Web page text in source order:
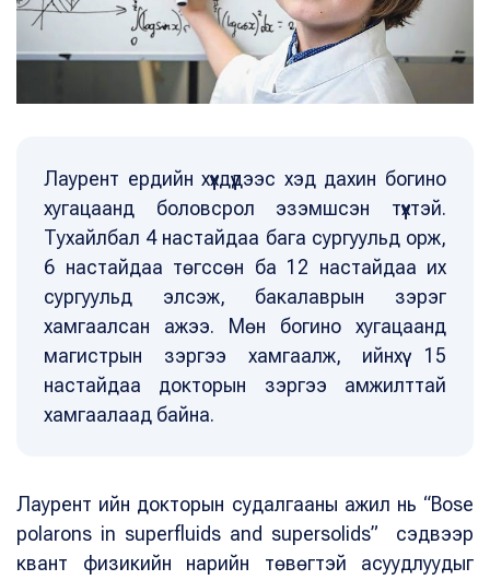
Лаурент ердийн хүүхдүүдээс хэд дахин богино
хугацаанд боловсрол эзэмшсэн түүхтэй.
Тухайлбал 4 настайдаа бага сургуульд орж,
6 настайдаа төгссөн ба 12 настайдаа их
сургуульд элсэж, бакалаврын зэрэг
хамгаалсан ажээ. Мөн богино хугацаанд
магистрын зэргээ хамгаалж, ийнхүү 15
настайдаа докторын зэргээ амжилттай
хамгаалаад байна.
Лаурент ийн докторын судалгааны ажил нь “Bose
polarons in superfluids and supersolids” сэдвээр
квант физикийн нарийн төвөгтэй асуудлуудыг